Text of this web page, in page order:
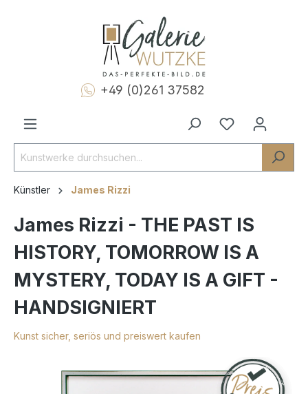
+49 (0)261 37582
Künstler James Rizzi
James Rizzi - THE PAST IS
HISTORY, TOMORROW IS A
MYSTERY, TODAY IS A GIFT -
HANDSIGNIERT
Kunst sicher, seriös und preiswert kaufen